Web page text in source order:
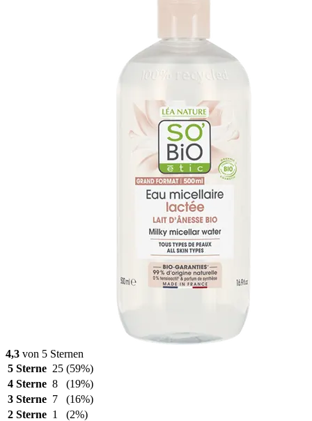
4,3 von 5 Sternen
5 Sterne 25 (59%)
4 Sterne 8
(19%)
3 Sterne 7
(16%)
2 Sterne 1
(2%)